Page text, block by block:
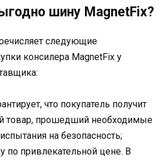
шину MagnetFix?
следующие
консилера MagnetFix у
что покупатель получит
товар, прошедший необходимые
на безопасность;
по привлекательной цене. В